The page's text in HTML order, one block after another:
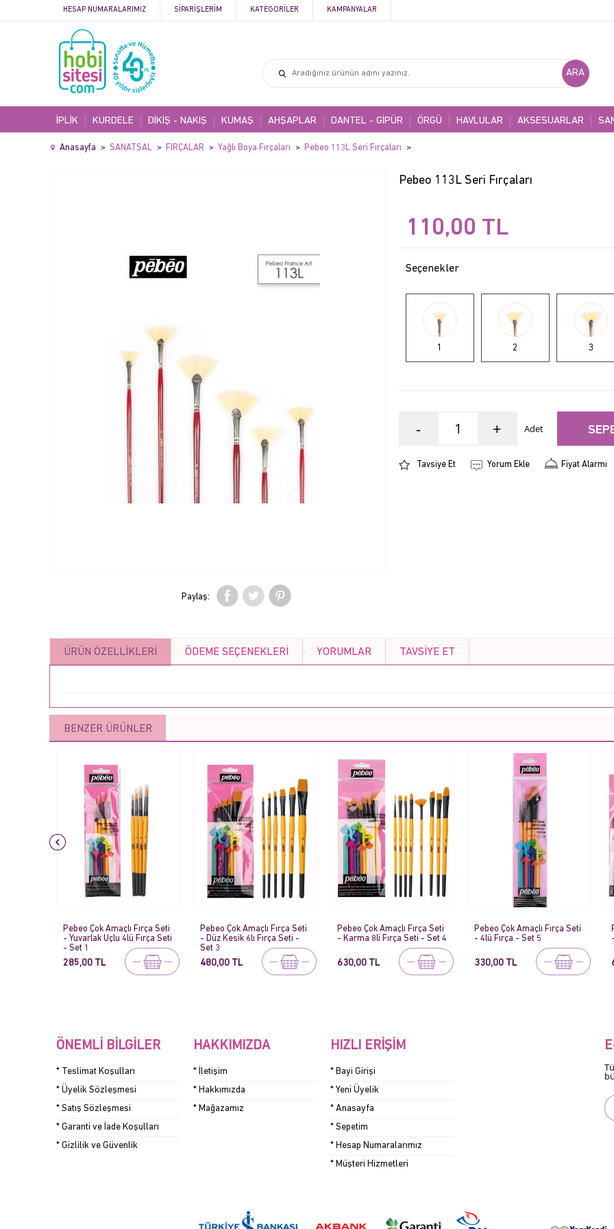
HESAP NUMARALARIMIZ SIPARIŞLERIM KATEGORILER KAMPANYALAR
İPLİK KURDELE DİKİŞ - NAKIŞ KUMAŞ AHŞAPLAR DANTEL - GİPÜR ÖRGÜ HAVLULAR AKSESUARLAR
Anasayfa SANATSAL FIRÇALAR Yağlı Boya Fırçaları Pebeo 113L Seri Fırçaları
Paylaş:
Pebeo 113L Seri Fırçaları
110,00 TL
Seçenekler
1 2 3
- + Adet
Tavsiye Et Yorum Ekle Fiyat Alarmı
ÜRÜN ÖZELLIKLERI ÖDEME SEÇENEKLERI YORUMLAR TAVSIYE ET
BENZER ÜRÜNLER
Pebeo Çok Amaçlı Fırça Seti
- Düz Kesik 6lı Fırça Seti -
Set 3
480,00 TL
Pebeo Çok Amaçlı Fırça Seti
- Karma 8li Fırça Seti - Set 4
630,00 TL
Pebeo Çok Amaçlı Fırça Seti
- 4lü Fırça - Set 5
330,00 TL
Pebeo Çok Amaçlı Fırça Seti
- Karma 6lı Fırça Seti - Set 8
615,00 TL
ÖNEMLI BILGILER
* Teslimat Koşulları
* Üyelik Sözleşmesi
* Satış Sözleşmesi
* Garanti ve İade Koşulları
* Gizlilik ve Güvenlik
HAKKIMIZDA
* İletişim
* Hakkımızda
* Mağazamız
HIZLI ERIŞIM
* Bayi Girişi
* Yeni Üyelik
* Anasayfa
* Sepetim
* Hesap Numaralarımız
* Müşteri Hizmetleri